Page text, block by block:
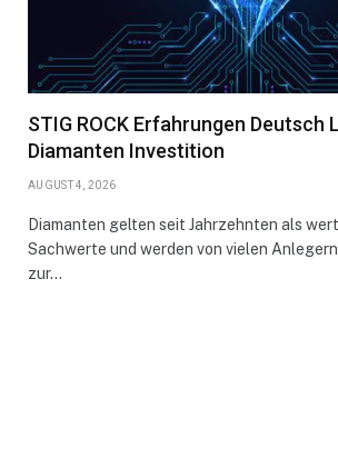
STIG ROCK Erfahrungen Deutsch
Diamanten Investition
AUGUST 4, 2026
Diamanten gelten seit Jahrzehnten als
Sachwerte und werden von vielen
zur…